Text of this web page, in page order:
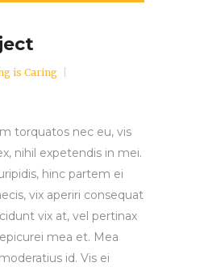
is Caring
torquatos nec eu, vis
nihil expetendis in mei.
hinc partem ei
vix aperiri consequat
vix at, vel pertinax
mea et. Mea
id. Vis ei